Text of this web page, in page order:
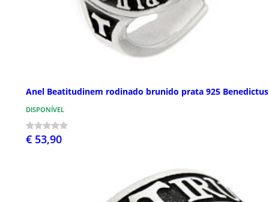
Anel Beatitudinem rodinado brunido prata 925 Benedictus
DISPONÍVEL
€ 53,90